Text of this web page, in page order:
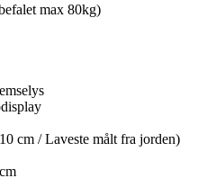
max 80kg)
cm / Laveste målt fra jorden)